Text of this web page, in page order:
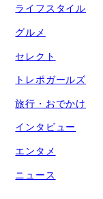
ライフスタイル
グルメ
セレクト
トレポガールズ
旅行・おでかけ
インタビュー
エンタメ
ニュース